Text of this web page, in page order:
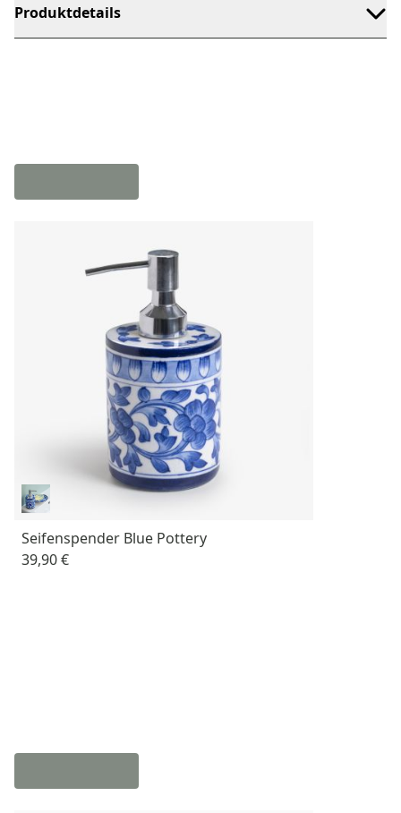
Produktdetails
Seifenspender Blue Pottery
39,90 €